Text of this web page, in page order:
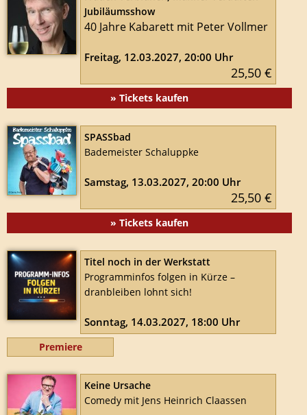
Jubiläumsshow
40 Jahre Kabarett mit Peter Vollmer
Freitag, 12.03.2027, 20:00 Uhr
25,50 €
» Tickets kaufen
SPASSbad
Bademeister Schaluppke
Samstag, 13.03.2027, 20:00 Uhr
25,50 €
» Tickets kaufen
Titel noch in der Werkstatt
Programminfos folgen in Kürze –
dranbleiben lohnt sich!
Sonntag, 14.03.2027, 18:00 Uhr
Premiere
Keine Ursache
Comedy mit Jens Heinrich Claassen